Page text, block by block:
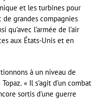
et les turbines pour
de grandes compagnies
qu’avec l’armée de l’air
aux États-Unis et en
à un niveau de
« Il s’agit d’un combat
sortis d’une guerre